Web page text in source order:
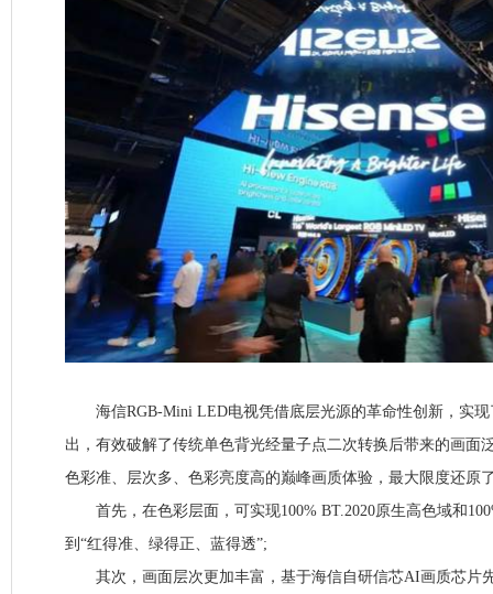
海信RGB-Mini LED电视凭借底层光源的革命性创新，实现
出，有效破解了传统单色背光经量子点二次转换后带来的画面
色彩准、层次多、色彩亮度高的巅峰画质体验，最大限度还原
首先，在色彩层面，可实现100% BT.2020原生高色域和
到“红得准、绿得正、蓝得透”;
其次，画面层次更加丰富，基于海信自研信芯AI画质芯片